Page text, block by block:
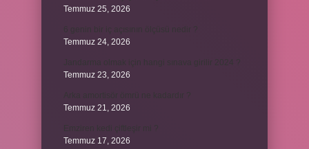
Temmuz 25, 2026
Temmuz 24, 2026
Temmuz 23, 2026
Temmuz 21, 2026
Temmuz 17, 2026